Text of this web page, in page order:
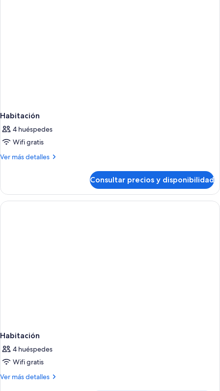
Habitación
4 huéspedes
Wifi gratis
Ver más detalles
Más
Consultar precios y disponibilidad
Habitación
4 huéspedes
Wifi gratis
Ver más detalles
Más